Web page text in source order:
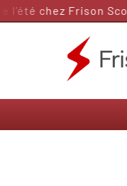
Passerchez Frison